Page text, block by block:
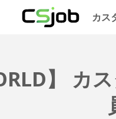
カス
】